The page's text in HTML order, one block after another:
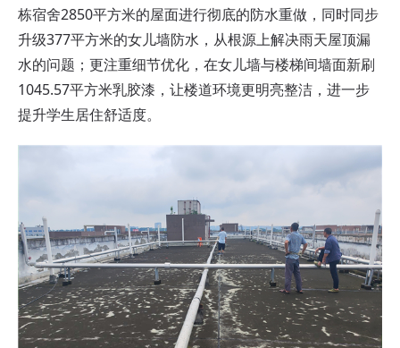
栋宿舍2850平方米的屋面进行彻底的防水重做，同时同步
升级377平方米的女儿墙防水，从根源上解决雨天屋顶漏
水的问题；更注重细节优化，在女儿墙与楼梯间墙面新刷
1045.57平方米乳胶漆，让楼道环境更明亮整洁，进一步
提升学生居住舒适度。